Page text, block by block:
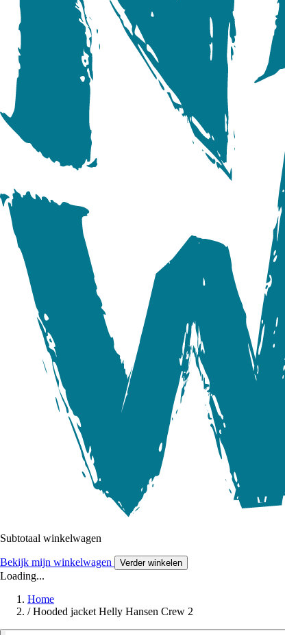
Subtotaal winkelwagen
Bekijk mijn winkelwagen Verder winkelen
Loading...
Home
/ Hooded jacket Helly Hansen Crew 2